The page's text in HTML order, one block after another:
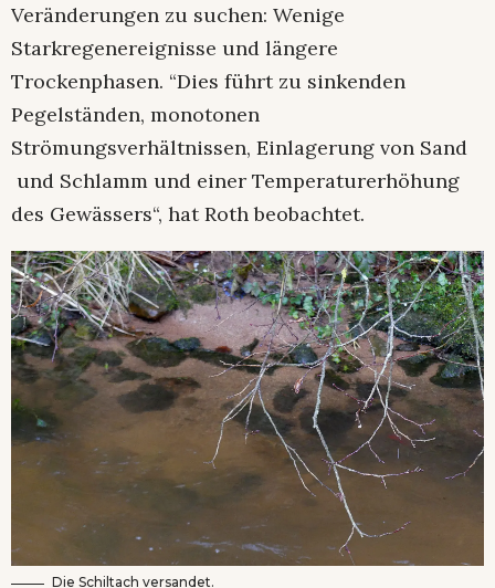
Veränderungen zu suchen: Wenige
Starkregenereignisse und längere
Trockenphasen. “Dies führt zu sinkenden
Pegelständen, monotonen
Strömungsverhältnissen, Einlagerung von Sand
und Schlamm und einer Temperaturerhöhung
des Gewässers“, hat Roth beobachtet.
Die Schiltach versandet.